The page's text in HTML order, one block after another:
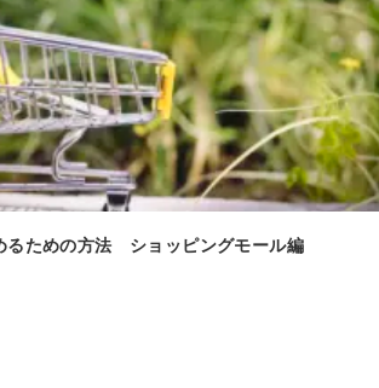
るための方法 ショッピングモール編